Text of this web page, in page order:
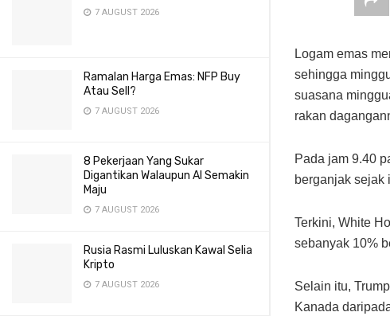
7 AUGUST 2026
Ramalan Harga Emas: NFP Buy
Atau Sell?
7 AUGUST 2026
8 Pekerjaan Yang Sukar
Digantikan Walaupun AI Semakin
Maju
7 AUGUST 2026
Rusia Rasmi Luluskan Kawal Selia
Kripto
7 AUGUST 2026
Logam emas
sehingga
suasana
rakan
Pada jam 9.40
berganjak sejak
Terkini, White
sebanyak 10%
Selain itu,
Kanada